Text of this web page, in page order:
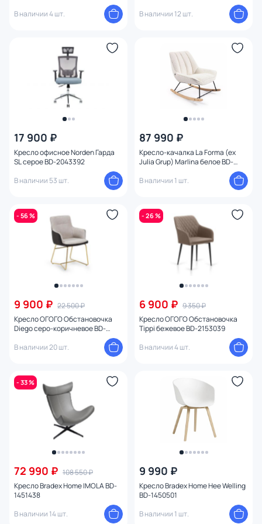
В наличии 4 шт.
В наличии 12 шт.
17 900 ₽
Кресло офисное Norden Гарда
SL серое BD-2043392
В наличии 53 шт.
87 990 ₽
Кресло-качалка La Forma (ex
Julia Grup) Marlina белое BD-
В наличии 1 шт.
- 56 %
9 900 ₽ 22 500 ₽
Кресло ОГОГО Обстановочка
Diego серо-коричневое BD-
В наличии 20 шт.
- 26 %
6 900 ₽ 9 350 ₽
Кресло ОГОГО Обстановочка
Tippi бежевое BD-2153039
В наличии 4 шт.
- 33 %
72 990 ₽ 108 550 ₽
Кресло Bradex Home IMOLA BD-
1451438
В наличии 14 шт.
9 990 ₽
Кресло Bradex Home Hee Welling
BD-1450501
В наличии 1 шт.